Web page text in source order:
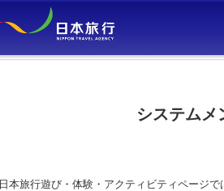
システムメ
日本旅行遊び・体験・アクティビティページ